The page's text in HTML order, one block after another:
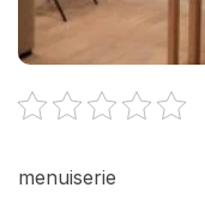
menuiserie